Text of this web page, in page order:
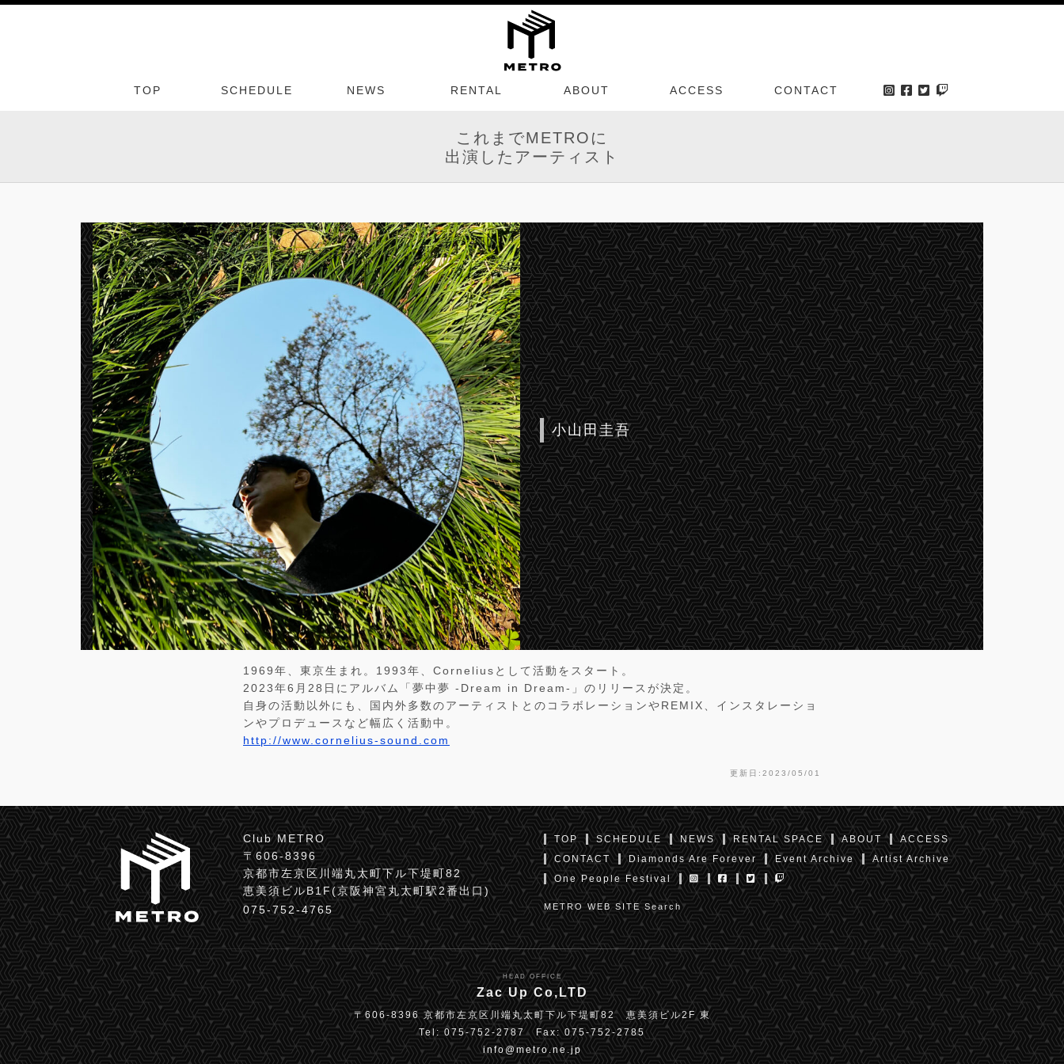
TOP SCHEDULE NEWS RENTAL ABOUT ACCESS CONTACT
これまでMETROに
出演したアーティスト
小山田圭吾
1969年、東京生まれ。1993年、Corneliusとして活動をスタート。
2023年6月28日にアルバム「夢中夢 -Dream in Dream-」のリリースが決定。
自身の活動以外にも、国内外多数のアーティストとのコラボレーションやREMIX、インスタレーショ
ンやプロデュースなど幅広く活動中。
http://www.cornelius-sound.com
更新日:2023/05/01
Club METRO
〒606-8396
京都市左京区川端丸太町下ル下堤町82
恵美須ビルB1F(京阪神宮丸太町駅2番出口)
075-752-4765
TOP SCHEDULE NEWS RENTAL SPACE ABOUT
ACCESS
CONTACT
Diamonds Are Forever Event Archive
Artist Archive
One People Festival
METRO WEB SITE Search
HEAD OFFICE
Zac Up Co,LTD
〒606-8396 京都市左京区川端丸太町下ル下堤町82 恵美須ビル2F 東
Tel: 075-752-2787 Fax: 075-752-2785
info@metro.ne.jp